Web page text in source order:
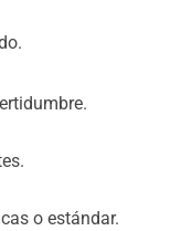
o estándar.